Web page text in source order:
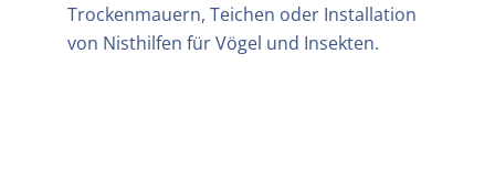
Trockenmauern, Teichen oder Installation
von Nisthilfen für Vögel und Insekten.